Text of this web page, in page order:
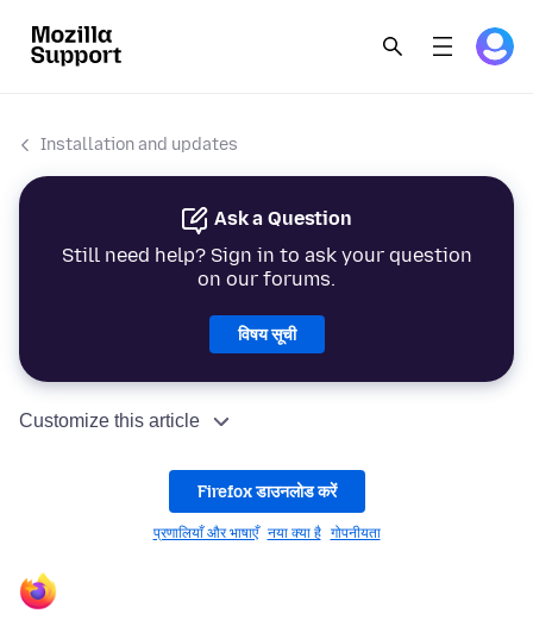
Installation and updates
Ask a Question
Still need help? Sign in to ask your question
on our forums.
विषय सूची
Customize this article
Firefox डाउनलोड करें
प्रणालियाँ और भाषाएँ नया क्या है गोपनीयता